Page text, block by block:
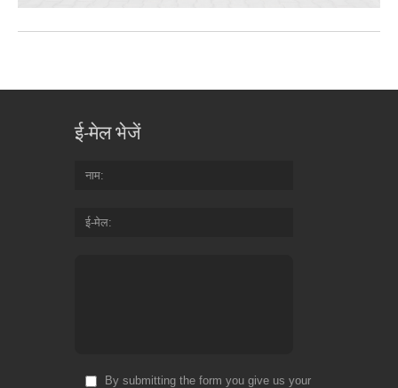
ई-मेल भेजें
नाम
ई-मेल
By submitting the form you give us your